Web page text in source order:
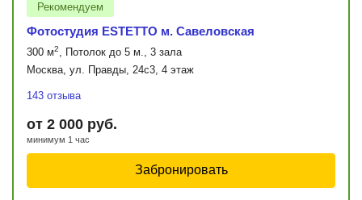
Рекомендуем
Фотостудия ESTETTO м. Савеловская
300 м2, Потолок до 5 м., 3 зала
Москва, ул. Правды, 24с3, 4 этаж
143 отзыва
от 2 000 руб.
минимум 1 час
Забронировать